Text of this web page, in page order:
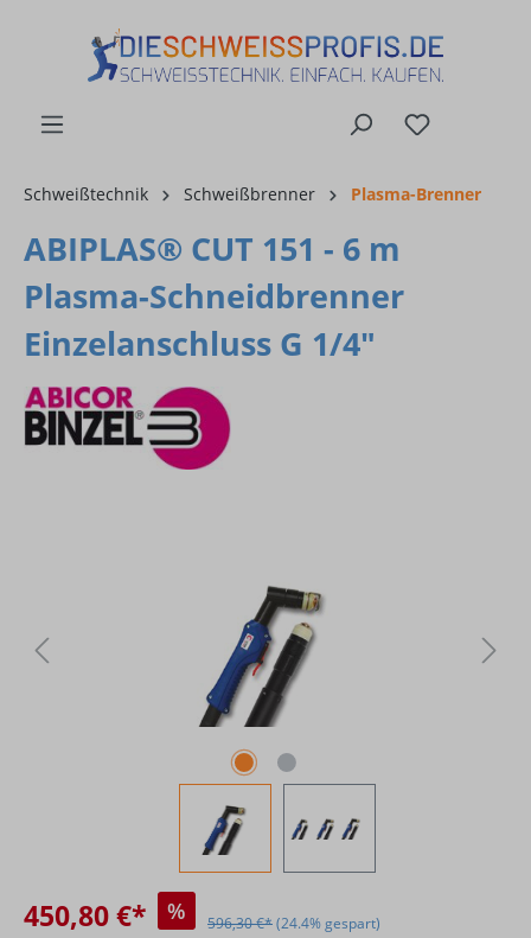
Schweißtechnik Schweißbrenner Plasma-Brenner
ABIPLAS® CUT 151 - 6 m
Plasma-Schneidbrenner
Einzelanschluss G 1/4"
450,80 €* % 596,30 €*(24.4% gespart)